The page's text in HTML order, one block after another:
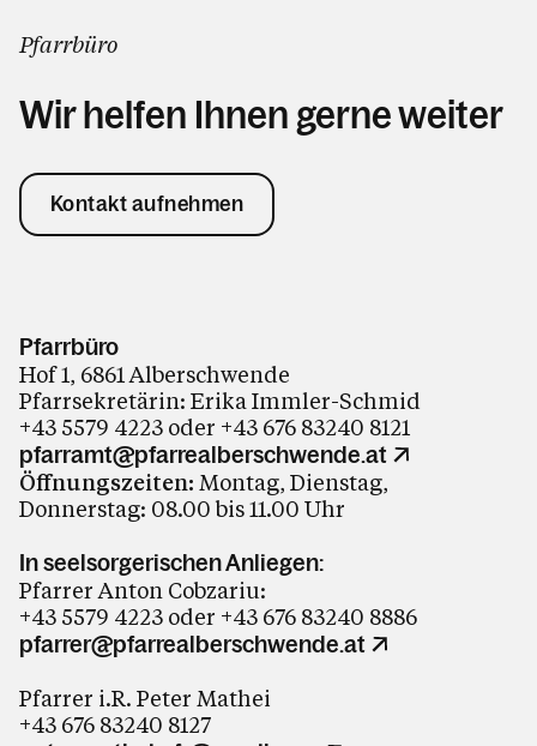
Pfarrbüro
Wir helfen Ihnen gerne weiter
Kontakt aufnehmen
Pfarrbüro
Hof 1, 6861 Alberschwende
Pfarrsekretärin: Erika Immler-Schmid
+43 5579 4223 oder +43 676 83240 8121
pfarramt@pfarrealberschwende.at
Öffnungszeiten: Montag, Dienstag,
Donnerstag: 08.00 bis 11.00 Uhr
In seelsorgerischen Anliegen:
Pfarrer Anton Cobzariu:
+43 5579 4223 oder +43 676 83240 8886
pfarrer@pfarrealberschwende.at
Pfarrer i.R. Peter Mathei
+43 676 83240 8127